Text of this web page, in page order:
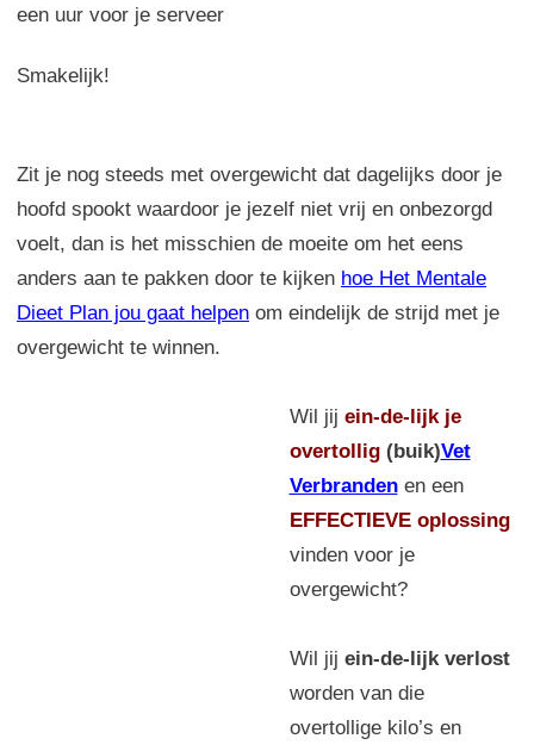
een uur voor je serveer
Smakelijk!
Zit je nog steeds met overgewicht dat dagelijks door je
hoofd spookt waardoor je jezelf niet vrij en onbezorgd
voelt, dan is het misschien de moeite om het eens
anders aan te pakken door te kijken hoe Het Mentale
Dieet Plan jou gaat helpen om eindelijk de strijd met je
overgewicht te winnen.
Wil jij ein-de-lijk je
overtollig(buik)Vet
Verbranden en een
EFFECTIEVE oplossing
vinden voor je
overgewicht?
Wil jij ein-de-lijk verlost
worden van die
overtollige kilo’s en